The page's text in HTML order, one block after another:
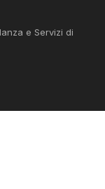
e Servizi di